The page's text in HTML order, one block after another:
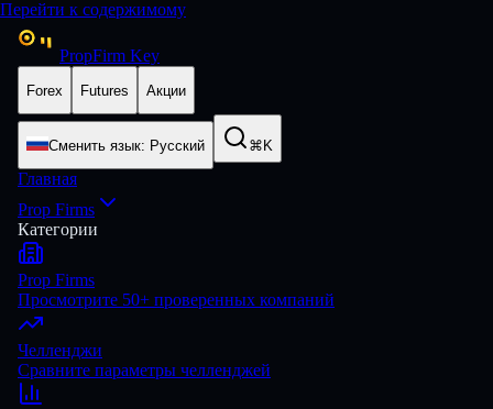
Перейти к содержимому
PropFirm Key
Forex Futures Акции
Сменить язык: Русский ⌘K
Главная
Prop Firms
Категории
Prop Firms
Просмотрите 50+ проверенных компаний
Челленджи
Сравните параметры челленджей